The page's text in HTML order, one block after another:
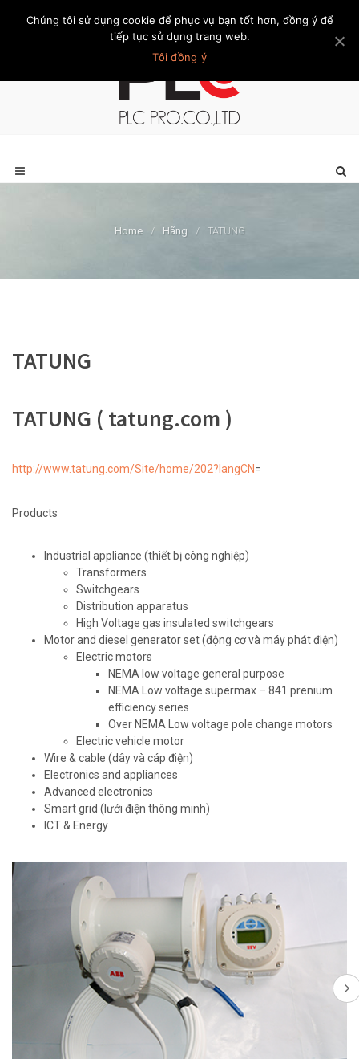
Trang chủ Giới thiệu Khách hàng Liên hệ Thành viên
Home / Hãng / TATUNG
TATUNG
TATUNG ( tatung.com )
http://www.tatung.com/Site/home/202?langCN=
Products
Industrial appliance (thiết bị công nghiệp)
Transformers
Switchgears
Distribution apparatus
High Voltage gas insulated switchgears
Motor and diesel generator set (động cơ và máy phát điện)
Electric motors
NEMA low voltage general purpose
NEMA Low voltage supermax – 841 prenium
efficiency series
Over NEMA Low voltage pole change motors
Electric vehicle motor
Wire & cable (dây và cáp điện)
Electronics and appliances
Advanced electronics
Smart grid (lưới điện thông minh)
ICT & Energy
Chúng tôi sử dụng cookie để phục vụ bạn tốt hơn, đồng ý để
tiếp tục sử dụng trang web.
Tôi đồng ý